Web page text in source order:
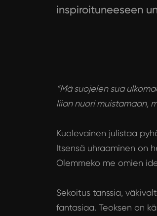
inspiroituneeseen
“Mä suojelen sua
liian nuori muistamaan,
Kuolevainen julistaa
Itsensä uhraaminen on
Olemmeko me omien
Sekoitus tanssia,
fantasiaa. Teoksen on